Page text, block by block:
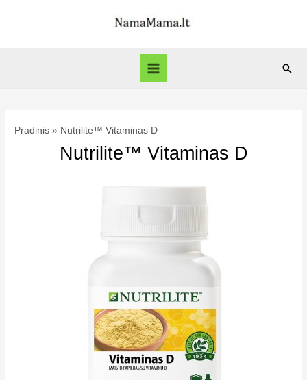
Main
Pradinis Nutrilite™ Vitaminas D
Nutrilite™ Vitaminas D